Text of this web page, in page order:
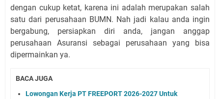
dengan cukup ketat, karena ini adalah merupakan salah
satu dari perusahaan BUMN. Nah jadi kalau anda ingin
bergabung, persiapkan diri anda, jangan anggap
perusahaan Asuransi sebagai perusahaan yang bisa
dipermainkan ya.
BACA JUGA
Lowongan Kerja PT FREEPORT 2026-2027 Untuk